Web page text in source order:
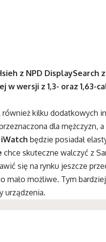
z NPD DisplaySearch
wersji z 1,3- oraz 1,63-
kilku dodatkowych
dla mężczyzn,
iWatch będzie posiadał
chce skuteczne walczyć z
się na rynku jeszcze
mało możliwe. Tym
urządzenia.